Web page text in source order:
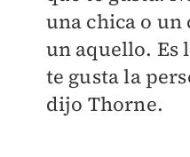
una chica o un
un aquello. Es
te gusta la
dijo Thorne.